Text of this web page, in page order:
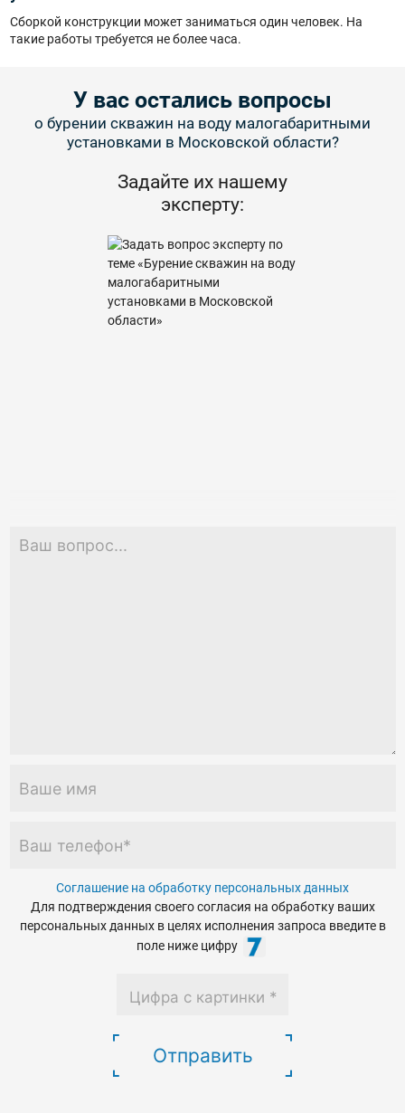
Сборкой конструкции может заниматься один человек. На
такие работы требуется не более часа.
У вас остались вопросы
о бурении скважин на воду малогабаритными
установками в Московской области?
Задайте их нашему
эксперту:
Соглашение на обработку персональных данных
Для подтверждения своего согласия на обработку ваших
персональных данных в целях исполнения запроса введите в
поле ниже цифру
Отправить